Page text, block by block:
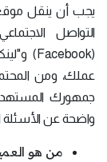
يجب أن ينقل
عملك، ومن
جمهورك
واضحة عن الأسئلة
من هو